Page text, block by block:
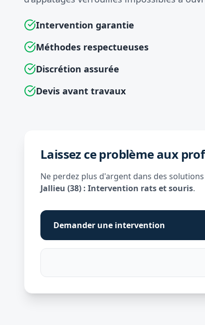
Intervention garantie
Méthodes respectueuses
Discrétion assurée
Devis avant travaux
Laissez ce problème aux
Ne perdez plus d'argent dans des
Jallieu (38) : Intervention rats et souris.
Demander une intervention